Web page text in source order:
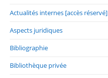
Actualités internes [accès réservé]
Aspects juridiques
Bibliographie
Bibliothèque privée